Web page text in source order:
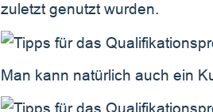
zuletzt genutzt wurden.
Man kann natürlich auch ein